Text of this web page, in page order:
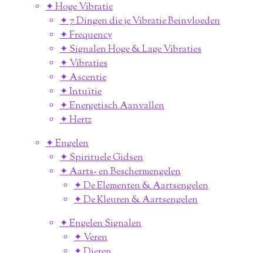
✦ Hoge Vibratie
✦ 7 Dingen die je Vibratie Beinvloeden
✦ Frequency
✦ Signalen Hoge & Lage Vibraties
✦ Vibraties
✦ Ascentie
✦ Intuïtie
✦ Energetisch Aanvallen
✦ Hertz
✦ Engelen
✦ Spirituele Gidsen
✦ Aarts- en Beschermengelen
✦ De Elementen & Aartsengelen
✦ De Kleuren & Aartsengelen
✦ Engelen Signalen
✦ Veren